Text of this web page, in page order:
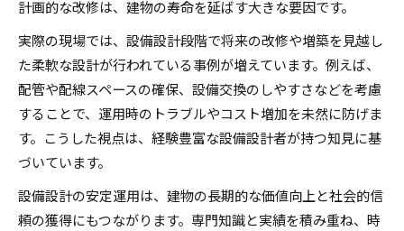
計画的な改修は、建物の寿命を延ばす大きな要因です。
実際の現場では、設備設計段階で将来の改修や増築を見越し
た柔軟な設計が行われている事例が増えています。例えば、
配管や配線スペースの確保、設備交換のしやすさなどを考慮
することで、運用時のトラブルやコスト増加を未然に防げま
す。こうした視点は、経験豊富な設備設計者が持つ知見に基
づいています。
設備設計の安定運用は、建物の長期的な価値向上と社会的信
頼の獲得にもつながります。専門知識と実績を積み重ね、時